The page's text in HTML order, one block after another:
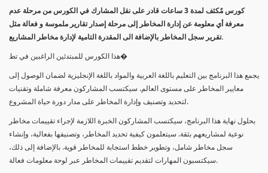
كورس مٌكثف لمدة 3 ساعات قادر على نقل المشارك في الكورس من مرحلة عدم
معرفة أي معلومة عن إدارة المخاطر إلى مرحلة إصدار تقارير ملموسة و فعالة مثل
تقرير سجل المخاطر بالإضافة الى المقدرة التامية لإدارة مخاطر المشاريع.
هذا الكورس للمبتدئين الراغبين في تط�
يجمع هذا البرنامج بين التعليم باللغة العربية والمواد باللغة الإنجليزية لضمان الوصول إلى
معايير المخاطر على مستوى العالم. سيكتسب المشاركون معرفة شاملة وتقنيات
لتحديد وتصنيف وإدارة المخاطر على مدار دورة حياة المشروع.
بحلول نهاية هذا البرنامج، سيكتسب المشاركون الخبرة اللازمة لإجراء تقييمات مخاطر
نوعية لمشاريعهم بثقة. سيتعلمون كيفية تحديد المخاطر، وتصنيفها بفعالية، وإنشاء
سجل مخاطر شامل، وتطوير خطط استجابة للمخاطر قوية. بالإضافة إلى ذلك،
سيكتسبون المهارات لتقديم تقييمات المخاطر عبر لوحة معلومات فعالة.